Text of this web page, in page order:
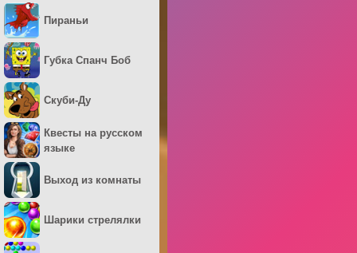
Пираньи
Губка Спанч Боб
Скуби-Ду
Квесты на русском
языке
Выход из комнаты
Шарики стрелялки